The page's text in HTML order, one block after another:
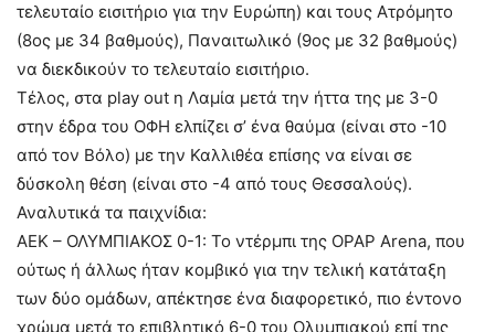
τελευταίο εισιτήριο για την Ευρώπη) και τους Ατρόμητο
(8ος με 34 βαθμούς), Παναιτωλικό (9ος με 32 βαθμούς)
να διεκδικούν το τελευταίο εισιτήριο.
Τέλος, στα play out η Λαμία μετά την ήττα της με 3-0
στην έδρα του ΟΦΗ ελπίζει σ’ ένα θαύμα (είναι στο -10
από τον Βόλο) με την Καλλιθέα επίσης να είναι σε
δύσκολη θέση (είναι στο -4 από τους Θεσσαλούς).
Αναλυτικά τα παιχνίδια:
ΑΕΚ – ΟΛΥΜΠΙΑΚΟΣ 0-1: Το ντέρμπι της OPAP Arena, που
ούτως ή άλλως ήταν κομβικό για την τελική κατάταξη
των δύο ομάδων, απέκτησε ένα διαφορετικό, πιο έντονο
χρώμα μετά το επιβλητικό 6-0 του Ολυμπιακού επί της